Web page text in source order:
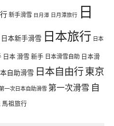
新手滑雪 日月潭 日月潭旅行 日
日本新手滑雪 日本旅行 日本
日本 滑雪 新手 日本滑雪自助 日本滑
自助滑雪 日本自由行東京
一次日本自助滑雪 第一次滑雪 自
馬祖旅行